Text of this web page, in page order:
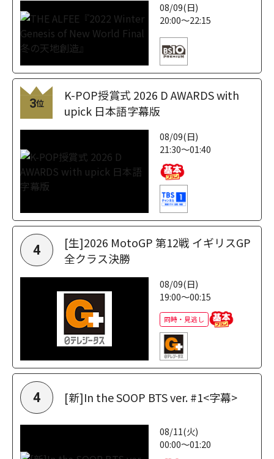
08/09(日)
20:00～22:15
3位
K-POP授賞式 2026 D AWARDS with
upick 日本語字幕版
08/09(日)
21:30～01:40
4
[生]2026 MotoGP 第12戦 イギリスGP
全クラス決勝
08/09(日)
19:00～00:15
同時・見逃し
4 [新]In the SOOP BTS ver. #1<字幕>
08/11(火)
00:00～01:20